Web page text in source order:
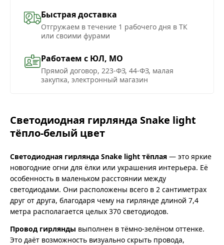
Быстрая доставка
Отгружаем в течение 1 рабочего дня в ТК
или своими фурами
Работаем с ЮЛ, МО
Прямой договор, 223-ФЗ, 44-ФЗ, малая
закупка, электронный магазин
Светодиодная гирлянда Snake light
тёпло-белый цвет
Светодиодная гирлянда Snake light тёплая — это яркие
новогодние огни для ёлки или украшения интерьера. Её
особенность в маленьком расстоянии между
светодиодами. Они расположены всего в 2 сантиметрах
друг от друга, благодаря чему на гирлянде длиной 7,4
метра располагается целых 370 светодиодов.
Провод гирлянды выполнен в тёмно-зелёном оттенке.
Это даёт возможность визуально скрыть провода,